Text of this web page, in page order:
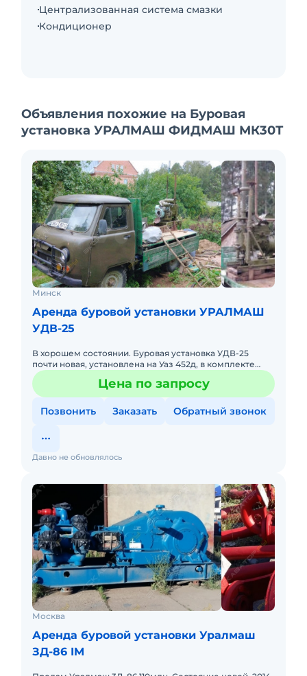
ремонтных и исследовательских работ на
скважинах всех типов при давлении на
минус 40°С до плюс 40°С.
Стоимость аренды без бригады: 3 200 000 руб./
Централизованная система смазки
Кондиционер
Объявления похожие на Буровая
установка УРАЛМАШ ФИДМАШ МК30Т
Минск
Аренда буровой установки УРАЛМАШ
УДВ-25
В хорошем состоянии. Буровая установка УДВ-25
почти новая, установлена на Уаз 452д, в комплекте
шнеки, вертлюг для бурения с водой, готовый бизнес -
бери и рабо
Цена по запросу
Позвонить Заказать Обратный звонок
Давно не обновлялось
Москва
Аренда буровой установки Уралмаш
ЗД-86 IM